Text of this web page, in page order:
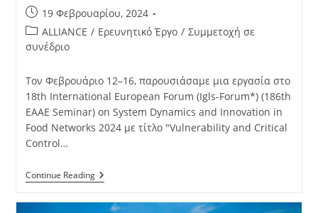
19 Φεβρουαρίου, 2024
ALLIANCE / Ερευνητικό Έργο / Συμμετοχή σε
συνέδριο
Τον Φεβρουάριο 12–16, παρουσιάσαμε μια εργασία στο
18th International European Forum (Igls-Forum*) (186th
EAAE Seminar) on System Dynamics and Innovation in
Food Networks 2024 με τίτλο "Vulnerability and Critical
Control…
Continue Reading